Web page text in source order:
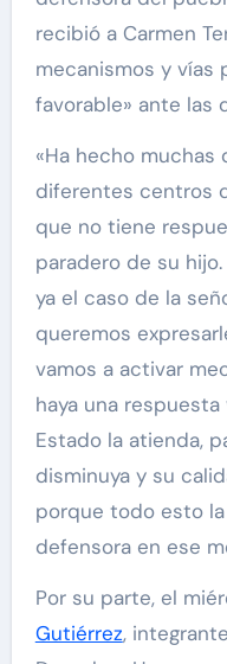
recibió a Carmen
mecanismos y vías
favorable» ante las
«Ha hecho muchas
diferentes centros
que no tiene
paradero de su
ya el caso de la
queremos
vamos a activar
haya una
Estado la atienda,
disminuya y su
porque todo esto
defensora en ese
Por su parte, el
Gutiérrez,